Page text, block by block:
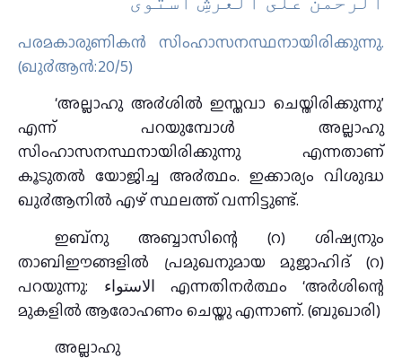
പരമകാരുണികന്‍ സിംഹാസനസ്ഥനായിരിക്കുന്നു.
(ഖു൪ആന്‍:20/5)
‘അല്ലാഹു അ൪ശില്‍ ഇസ്തവാ ചെയ്തിരിക്കുന്നു’
എന്ന് പറയുമ്പോള്‍ അല്ലാഹു
സിംഹാസനസ്ഥനായിരിക്കുന്നു എന്നതാണ്
കൂടുതല്‍ യോജിച്ച അ൪ത്ഥം. ഇക്കാര്യം വിശുദ്ധ
ഖു൪ആനില്‍ എഴ് സ്ഥലത്ത് വന്നിട്ടുണ്ട്.
ഇബ്നു അബ്ബാസിന്റെ (റ) ശിഷ്യനും
താബിഈങ്ങളിൽ പ്രമുഖനുമായ മുജാഹിദ്‌ (റ)
പറയുന്നു: الاستواء എന്നതിനർത്ഥം ‘അർശിന്റെ
മുകളിൽ ആരോഹണം ചെയ്തു എന്നാണ്‌. (ബുഖാരി)
അല്ലാഹു